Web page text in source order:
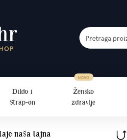
Pretraga
Dildo i
Strap-on
Žensko
zdravlje
naša tajna